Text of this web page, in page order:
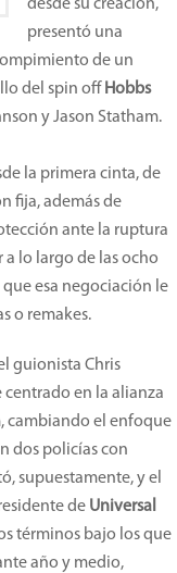
desde su creación,
presentó una
de un
del spin off Hobbs
y Jason Statham.
la primera cinta, de
fija, además de
ante la ruptura
lo largo de las ocho
esa negociación le
o remakes.
guionista Chris
en la alianza
cambiando el enfoque
dos policías con
supuestamente, y el
de Universal
términos bajo los que
año y medio,